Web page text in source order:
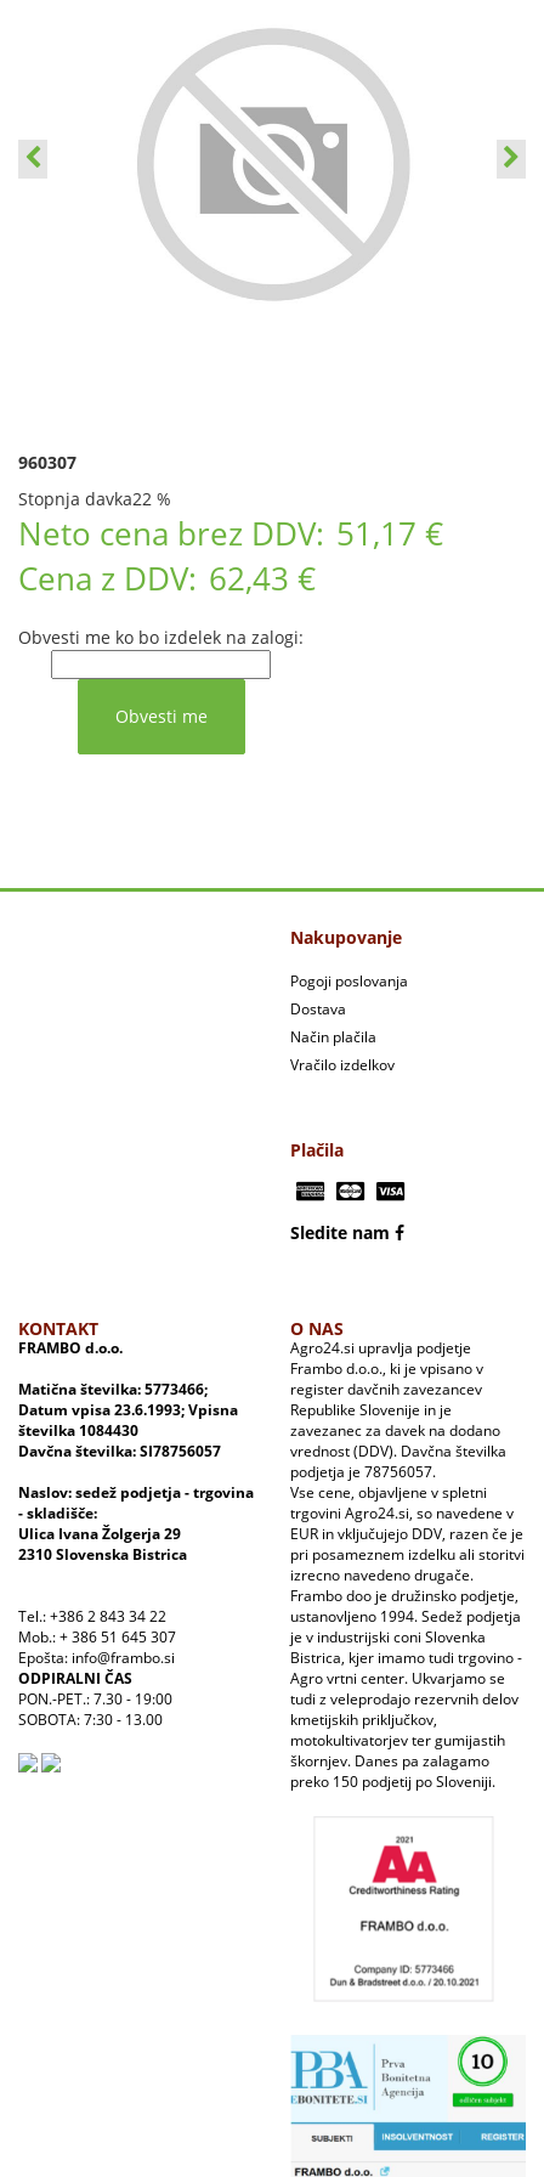
960307
Stopnja davka22 %
Neto cena brez DDV: 51,17 €
Cena z DDV: 62,43 €
Obvesti me ko bo izdelek na zalogi:
Nakupovanje
Pogoji poslovanja
Dostava
Način plačila
Vračilo izdelkov
Plačila
Sledite nam
KONTAKT
FRAMBO d.o.o.
Matična številka: 5773466;
Datum vpisa 23.6.1993; Vpisna
številka 1084430
Davčna številka: SI78756057
Naslov: sedež podjetja - trgovina
- skladišče:
Ulica Ivana Žolgerja 29
2310 Slovenska Bistrica
Tel.: +386 2 843 34 22
Mob.: + 386 51 645 307
Epošta: info@frambo.si
ODPIRALNI ČAS
PON.-PET.: 7.30 - 19:00
SOBOTA: 7:30 - 13.00
O NAS
Agro24.si upravlja podjetje
Frambo d.o.o., ki je vpisano v
register davčnih zavezancev
Republike Slovenije in je
zavezanec za davek na dodano
vrednost (DDV). Davčna številka
podjetja je 78756057.
Vse cene, objavljene v spletni
trgovini Agro24.si, so navedene v
EUR in vključujejo DDV, razen če je
pri posameznem izdelku ali storitvi
izrecno navedeno drugače.
Frambo doo je družinsko podjetje,
ustanovljeno 1994. Sedež podjetja
je v industrijski coni Slovenka
Bistrica, kjer imamo tudi trgovino -
Agro vrtni center. Ukvarjamo se
tudi z veleprodajo rezervnih delov
kmetijskih priključkov,
motokultivatorjev ter gumijastih
škornjev. Danes pa zalagamo
preko 150 podjetij po Sloveniji.